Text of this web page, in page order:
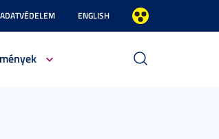
ADATVÉDELEM ENGLISH